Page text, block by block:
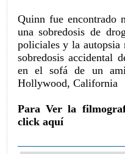
Quinn fue encontrado
una sobredosis de
policiales y la autopsia
sobredosis accidental
en el sofá de un
Hollywood, California
Para Ver la
click aquí